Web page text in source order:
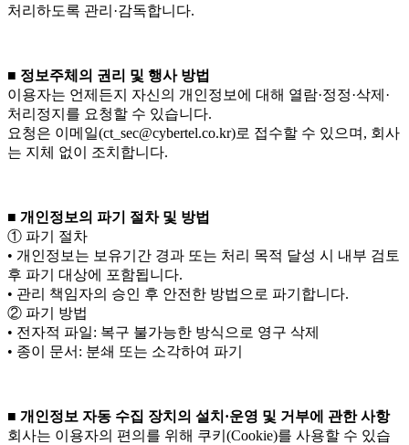
처리하도록 관리·감독합니다.
■ 정보주체의 권리 및 행사 방법
이용자는 언제든지 자신의 개인정보에 대해 열람·정정·삭제·
처리정지를 요청할 수 있습니다.
요청은 이메일(ct_sec@cybertel.co.kr)로 접수할 수 있으며, 회사
는 지체 없이 조치합니다.
■ 개인정보의 파기 절차 및 방법
① 파기 절차
• 개인정보는 보유기간 경과 또는 처리 목적 달성 시 내부 검토
후 파기 대상에 포함됩니다.
• 관리 책임자의 승인 후 안전한 방법으로 파기합니다.
② 파기 방법
• 전자적 파일: 복구 불가능한 방식으로 영구 삭제
• 종이 문서: 분쇄 또는 소각하여 파기
■ 개인정보 자동 수집 장치의 설치·운영 및 거부에 관한 사항
회사는 이용자의 편의를 위해 쿠키(Cookie)를 사용할 수 있습